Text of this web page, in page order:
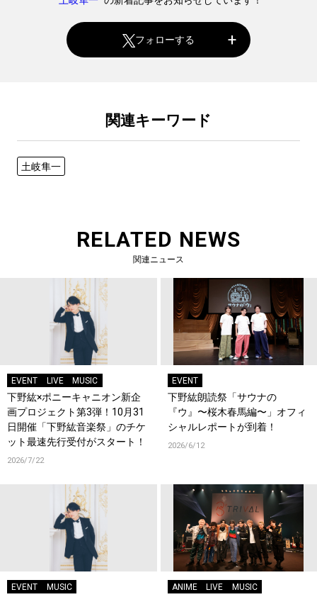
フォローする
関連キーワード
土岐隼一
RELATED NEWS
関連ニュース
EVENT LIVE MUSIC
下野紘×ポニーキャニオン新企
画プロジェクト第3弾！10月31
日開催「下野紘音楽祭」のチケ
ット最速先行受付がスタート！
2026/7/22
EVENT
下野紘朗読祭「サウナの
『ウ』〜桜木春馬編〜」オフィ
シャルレポートが到着！
2026/6/12
EVENT MUSIC ANIME LIVE MUSIC